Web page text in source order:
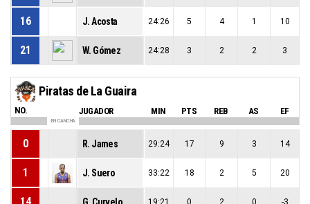
16 J. Acosta 24:26 5 4 1 10
21 W. Gómez 24:28 3 2 2 3
Piratas de La Guaira
NO. JUGADOR MIN PTS REB AS EF
EN CANCHA
0 R. James 29:24 17 9 3 14
1 J. Suero 33:22 18 2 5 20
14 G. Curvelo 19:21 0 2 0 -3